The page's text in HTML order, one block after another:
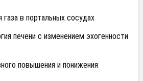
в портальных сосудах
печени с изменением эхогенности
повышения и понижения